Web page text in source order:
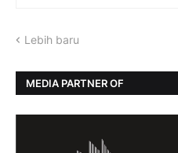
Lebih baru
MEDIA PARTNER OF